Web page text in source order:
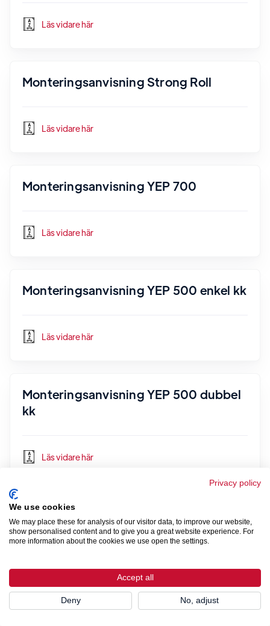
Läs vidare här
Monteringsanvisning Strong Roll
Läs vidare här
Monteringsanvisning YEP 700
Läs vidare här
Monteringsanvisning YEP 500 enkel kk
Läs vidare här
Monteringsanvisning YEP 500 dubbel
kk
Läs vidare här
Monteringsanvisning YAP 500
Privacy policy
We use cookies
We may place these for analysis of our visitor data, to improve our website,
show personalised content and to give you a great website experience. For
more information about the cookies we use open the settings.
Accept all
Deny No, adjust